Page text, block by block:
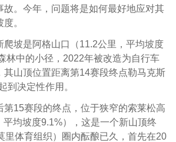
故。今年，问题将是如何最好地应对其
。
爬坡是阿格山口（11.2公里，平均坡度
林中的小径，2022年被改造为自行车
其山顶位置距离第14赛段终点勒马克斯
到决定性作用。
第15赛段的终点，位于狭窄的索莱松高
平均坡度9.1%），这是一个新山顶终
里体育组织）圈内酝酿已久，首先在20